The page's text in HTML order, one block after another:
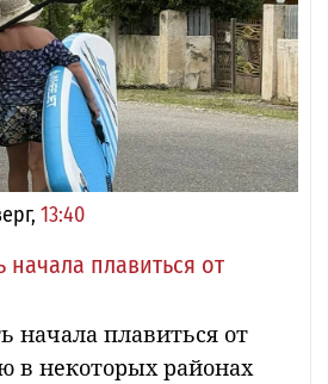
13:40
начала плавиться от
начала плавиться от
в некоторых районах